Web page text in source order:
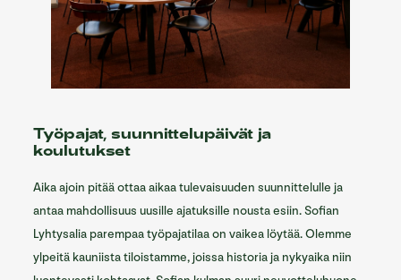
Työpajat, suunnittelupäivät ja
koulutukset
Aika ajoin pitää ottaa aikaa tulevaisuuden suunnittelulle ja
antaa mahdollisuus uusille ajatuksille nousta esiin. Sofian
Lyhtysalia parempaa työpajatilaa on vaikea löytää. Olemme
ylpeitä kauniista tiloistamme, joissa historia ja nykyaika niin